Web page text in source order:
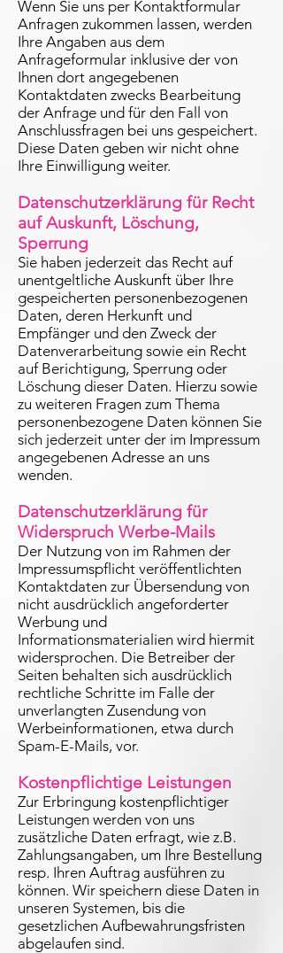
Wenn Sie uns per Kontaktformular
Anfragen zukommen lassen, werden
Ihre Angaben aus dem
Anfrageformular inklusive der von
Ihnen dort angegebenen
Kontaktdaten zwecks Bearbeitung
der Anfrage und für den Fall von
Anschlussfragen bei uns gespeichert.
Diese Daten geben wir nicht ohne
Ihre Einwilligung weiter.
Datenschutzerklärung für Recht
auf Auskunft, Löschung,
Sperrung
Sie haben jederzeit das Recht auf
unentgeltliche Auskunft über Ihre
gespeicherten personenbezogenen
Daten, deren Herkunft und
Empfänger und den Zweck der
Datenverarbeitung sowie ein Recht
auf Berichtigung, Sperrung oder
Löschung dieser Daten. Hierzu sowie
zu weiteren Fragen zum Thema
personenbezogene Daten können Sie
sich jederzeit unter der im Impressum
angegebenen Adresse an uns
wenden.
Datenschutzerklärung für
Widerspruch Werbe-Mails
Der Nutzung von im Rahmen der
Impressumspflicht veröffentlichten
Kontaktdaten zur Übersendung von
nicht ausdrücklich angeforderter
Werbung und
Informationsmaterialien wird hiermit
widersprochen. Die Betreiber der
Seiten behalten sich ausdrücklich
rechtliche Schritte im Falle der
unverlangten Zusendung von
Werbeinformationen, etwa durch
Spam-E-Mails, vor.
Kostenpflichtige Leistungen
Zur Erbringung kostenpflichtiger
Leistungen werden von uns
zusätzliche Daten erfragt, wie z.B.
Zahlungsangaben, um Ihre Bestellung
resp. Ihren Auftrag ausführen zu
können. Wir speichern diese Daten in
unseren Systemen, bis die
gesetzlichen Aufbewahrungsfristen
abgelaufen sind.